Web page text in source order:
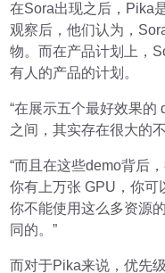
在Sora出现之后，Pika
观察后，他们认为，
物。而在产品计划上，
有人的产品的计划。
“在展示五个最好效果的
之间，其实存在很大的
“而且在这些demo背后
你有上万张 GPU，你可
你不能使用这么多资源
同的。”
而对于Pika来说，优先